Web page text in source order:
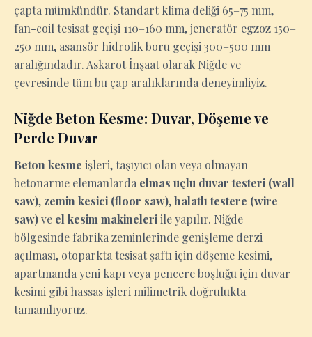
çapta mümkündür. Standart klima deliği 65–75 mm,
fan-coil tesisat geçişi 110–160 mm, jeneratör egzoz 150–
250 mm, asansör hidrolik boru geçişi 300–500 mm
aralığındadır. Askarot İnşaat olarak Niğde ve
çevresinde tüm bu çap aralıklarında deneyimliyiz.
Niğde Beton Kesme: Duvar, Döşeme ve
Perde Duvar
Beton kesme işleri, taşıyıcı olan veya olmayan
betonarme elemanlarda elmas uçlu duvar testeri (wall
saw), zemin kesici (floor saw),halatlı testere (wire
saw)ve el kesim makineleriile yapılır. Niğde
bölgesinde fabrika zeminlerinde genişleme derzi
açılması, otoparkta tesisat şaftı için döşeme kesimi,
apartmanda yeni kapı veya pencere boşluğu için duvar
kesimi gibi hassas işleri milimetrik doğrulukta
tamamlıyoruz.